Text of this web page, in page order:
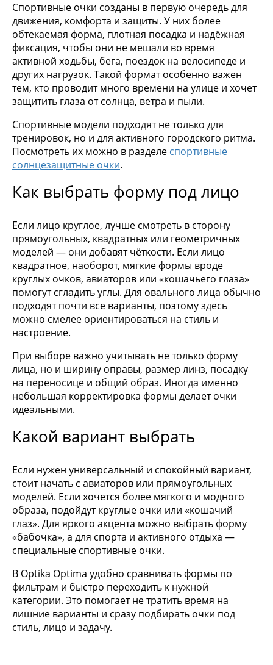
Спортивные очки созданы в первую очередь для
движения, комфорта и защиты. У них более
обтекаемая форма, плотная посадка и надёжная
фиксация, чтобы они не мешали во время
активной ходьбы, бега, поездок на велосипеде и
других нагрузок. Такой формат особенно важен
тем, кто проводит много времени на улице и хочет
защитить глаза от солнца, ветра и пыли.
Спортивные модели подходят не только для
тренировок, но и для активного городского ритма.
Посмотреть их можно в разделе спортивные
солнцезащитные очки.
Как выбрать форму под лицо
Если лицо круглое, лучше смотреть в сторону
прямоугольных, квадратных или геометричных
моделей — они добавят чёткости. Если лицо
квадратное, наоборот, мягкие формы вроде
круглых очков, авиаторов или «кошачьего глаза»
помогут сгладить углы. Для овального лица обычно
подходят почти все варианты, поэтому здесь
можно смелее ориентироваться на стиль и
настроение.
При выборе важно учитывать не только форму
лица, но и ширину оправы, размер линз, посадку
на переносице и общий образ. Иногда именно
небольшая корректировка формы делает очки
идеальными.
Какой вариант выбрать
Если нужен универсальный и спокойный вариант,
стоит начать с авиаторов или прямоугольных
моделей. Если хочется более мягкого и модного
образа, подойдут круглые очки или «кошачий
глаз». Для яркого акцента можно выбрать форму
«бабочка», а для спорта и активного отдыха —
специальные спортивные очки.
В Optika Optima удобно сравнивать формы по
фильтрам и быстро переходить к нужной
категории. Это помогает не тратить время на
лишние варианты и сразу подбирать очки под
стиль, лицо и задачу.